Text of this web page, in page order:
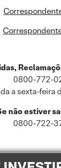
0800-772-
a sexta-feira
não estiver
0800-722-
e dados pessoais de